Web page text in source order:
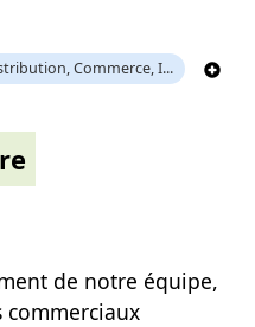
Commerce, I...
de notre équipe,
commerciaux